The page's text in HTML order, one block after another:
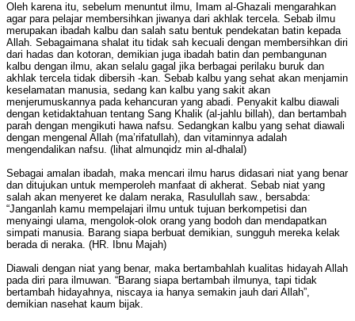
Oleh karena itu, sebelum menuntut ilmu, Imam al-Ghazali mengarahkan
agar para pelajar membersihkan jiwanya dari akhlak tercela. Sebab ilmu
merupakan ibadah kalbu dan salah satu bentuk pendekatan batin kepada
Allah. Sebagaimana shalat itu tidak sah kecuali dengan membersihkan diri
dari hadas dan kotoran, demikian juga ibadah batin dan pembangunan
kalbu dengan ilmu, akan selalu gagal jika berbagai perilaku buruk dan
akhlak tercela tidak dibersih -kan. Sebab kalbu yang sehat akan menjamin
keselamatan manusia, sedang kan kalbu yang sakit akan
menjerumuskannya pada kehancuran yang abadi. Penyakit kalbu diawali
dengan ketidaktahuan tentang Sang Khalik (al-jahlu billah), dan bertambah
parah dengan mengikuti hawa nafsu. Sedangkan kalbu yang sehat diawali
dengan mengenal Allah (ma’rifatullah), dan vitaminnya adalah
mengendalikan nafsu. (lihat almunqidz min al-dhalal)
Sebagai amalan ibadah, maka mencari ilmu harus didasari niat yang benar
dan ditujukan untuk memperoleh manfaat di akherat. Sebab niat yang
salah akan menyeret ke dalam neraka, Rasulullah saw., bersabda:
“Janganlah kamu mempelajari ilmu untuk tujuan berkompetisi dan
menyaingi ulama, mengolok-olok orang yang bodoh dan mendapatkan
simpati manusia. Barang siapa berbuat demikian, sungguh mereka kelak
berada di neraka. (HR. Ibnu Majah)
Diawali dengan niat yang benar, maka bertambahlah kualitas hidayah Allah
pada diri para ilmuwan. “Barang siapa bertambah ilmunya, tapi tidak
bertambah hidayahnya, niscaya ia hanya semakin jauh dari Allah”,
demikian nasehat kaum bijak.